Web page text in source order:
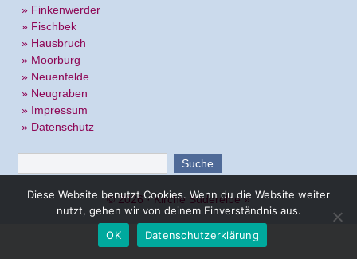
» Finkenwerder
» Fischbek
» Hausbruch
» Moorburg
» Neuenfelde
» Neugraben
» Impressum
» Datenschutz
© 2026 ·Kirche Süderelbe »
Diese Website benutzt Cookies. Wenn du die Website weiter
nutzt, gehen wir von deinem Einverständnis aus.
OK
Datenschutzerklärung